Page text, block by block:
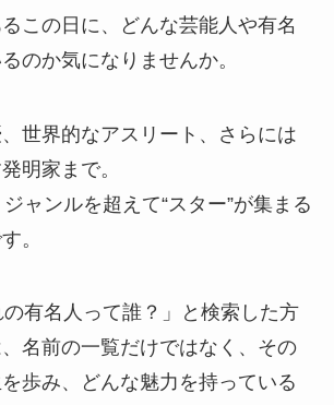
この日に、どんな芸能人や有名
のか気になりませんか。
世界的なアスリート、さらには
明家まで。
ャンルを超えて“スター”が集まる
。
の有名人って誰？」と検索した方
名前の一覧だけではなく、その
歩み、どんな魅力を持っている